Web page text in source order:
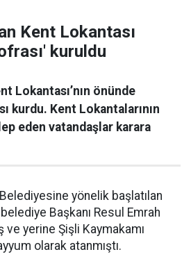
Kent Lokantası
kuruldu
Lokantası’nın önünde
kurdu. Kent Lokantalarının
eden vatandaşlar karara
yönelik başlatılan
Başkanı Resul Emrah
ve yerine Şişli Kaymakamı
olarak atanmıştı.